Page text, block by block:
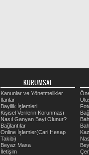
KURUMSAL
Kanunlar ve Yönetmelikler
İlanlar
Bayilik İşlemleri
Kişisel Verilerin Korunması
Nasıl Ganyan Bayi Olunur?
Bağlantılar
Online İşlemler(Cari Hesap
Takibi)
Beyaz Masa
İletişim